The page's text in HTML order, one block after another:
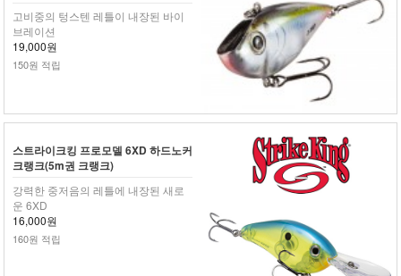
고비중의 텅스텐 레틀이 내장된 바이
브레이션
19,000원
150원 적립
스트라이크킹 프로모델 6XD 하드노커
크랭크(5m권 크랭크)
강력한 중저음의 레틀에 내장된 새로
운 6XD
16,000원
160원 적립